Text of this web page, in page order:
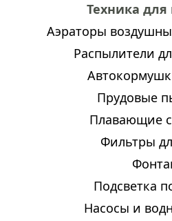
Техника для
Аэраторы
Распылители
Прудовые
Плавающие
Фильтры
Подсветка
Насосы и